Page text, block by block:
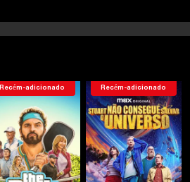
Recém-adicionado Recém-adicionado